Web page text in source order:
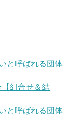
と呼ばれる団体
組合せ＆結
と呼ばれる団体